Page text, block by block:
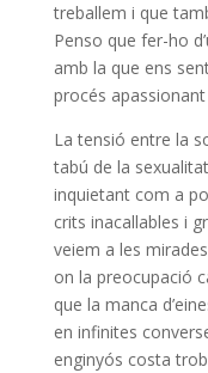
treballem i que
Penso que fer-ho
amb la que ens
procés apassionant
La tensió entre la
tabú de la
inquietant com a
crits inacallables i
veiem a les
on la preocupació
que la manca
en infinites
enginyós costa